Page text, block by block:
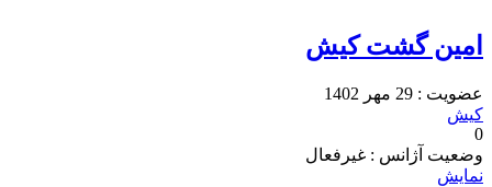
امین گشت کیش
عضویت : 29 مهر 1402
کیش
0
وضعیت آژانس : غیرفعال
نمایش